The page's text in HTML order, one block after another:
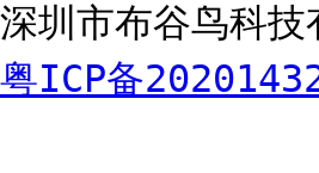
深圳市布谷鸟科技
粤ICP备